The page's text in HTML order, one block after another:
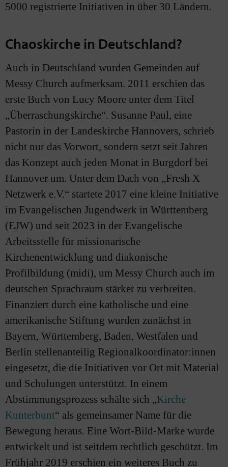
5000 registrierte Initiativen in über 30 Ländern.
Chaoskirche in Deutschland?
Auch in Deutschland wurden Gemeinden auf
Messy Church aufmerksam. 2011 erschien das
erste Buch von Lucy Moore unter dem Titel
„Überraschungskirche“. Susanne Paul, eine
Pastorin in der Landeskirche Hannovers, schrieb
nicht nur das Vorwort, sondern setzt seit Jahren
das Konzept auch jeden Monat in Burgdorf bei
Hannover um. Unter dem Dach von „Fresh X
Netzwerk e.V.“ startete 2017 eine kleine Initiative
im Evangelischen Jugendwerk in Württemberg
(EJW) und seit 2023 in der Evangelische
Arbeitsstelle für missionarische
Kirchenentwicklung und diakonische
Profilbildung (midi), um Messy Church auch im
deutschen Sprachraum stärker zu verbreiten.
Finanziert durch eine katholische und eine
amerikanische Stiftung wurden zunächst in
Bayern, Württemberg, Baden, Westfalen und
Berlin stellenanteilig Regionalkoordinator:innen
eingesetzt, die die Initiativen vor Ort mit Material
und Schulungen unterstützt. In einem
Abstimmungsprozess schälte sich „Kirche
Kunterbunt“ als gemeinsamer Name für die
Bewegung heraus. Eine Wort-Bild-Marke wurde
entwickelt und ist seitdem rechtlich geschützt. Im
Frühjahr 2019 erschien ein weiteres Buch zu